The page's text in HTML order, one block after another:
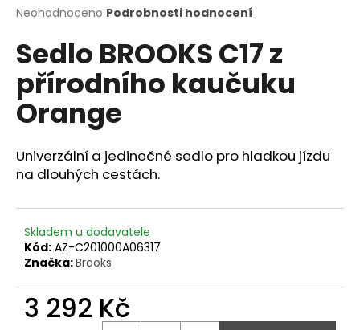
Průměrné
produktu
je
5
hvězdiček.
Neohodnoceno Podrobnosti hodnocení
Sedlo BROOKS C17 z
přírodního kaučuku
Orange
Univerzální a jedinečné sedlo pro hladkou jízdu
na dlouhých cestách.
Skladem u dodavatele
Kód: AZ-C201000A06317
Značka:Brooks
3 292 Kč
a
j
í
t
?
D
o
p
o